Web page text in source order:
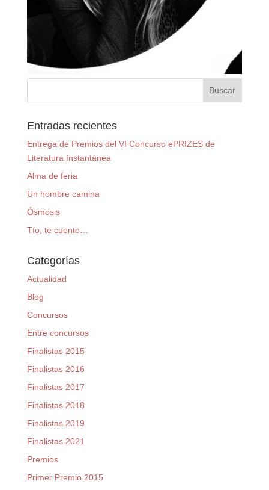
Entradas recientes
Entrega de Premios del VI Concurso ePRIZES de
Literatura Instantánea
Alma de feria
Un hombre camina
Ósmosis
Tío, te cuento…
Categorías
Actualidad
Blog
Concursos
Entre concursos
Finalistas 2015
Finalistas 2016
Finalistas 2017
Finalistas 2018
Finalistas 2019
Finalistas 2021
Premios
Primer Premio 2015